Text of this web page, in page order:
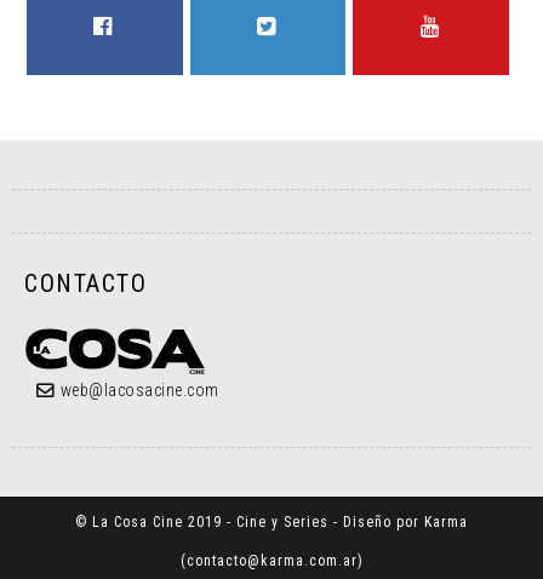
CONTACTO
web@lacosacine.com
© La Cosa Cine 2019 - Cine y Series - Diseño por Karma
(contacto@karma.com.ar)